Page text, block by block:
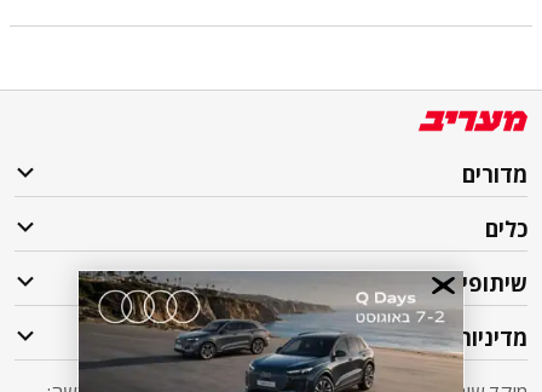
מדורים
כלים
שיתופי פעולה
מדיניות